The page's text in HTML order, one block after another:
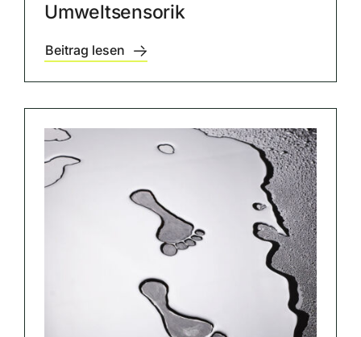
Umweltsensorik
Beitrag lesen